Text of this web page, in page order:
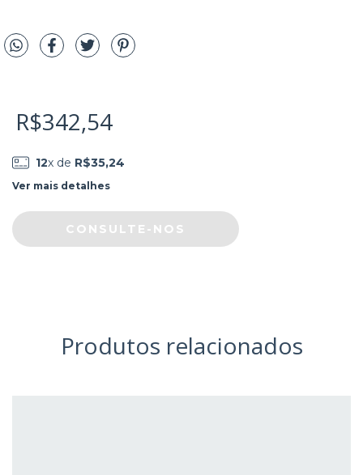
R$342,54
12x de R$35,24
Ver mais detalhes
Produtos relacionados